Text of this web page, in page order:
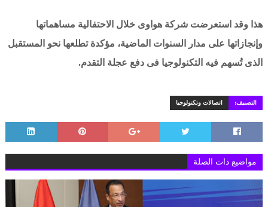
هذا وقد استعرضت شركة هواوى خلال الاحتفالية مساهماتها
وإنجازاتها على مدار السنوات الماضية، مؤكدة تطلعها نحو المستقبل
الذى تُسهم فيه التكنولوجيا فى دفع عجلة التقدم.
التصنيف: اتصالات وتكنولوجيا
مواضيع ذات الصلة